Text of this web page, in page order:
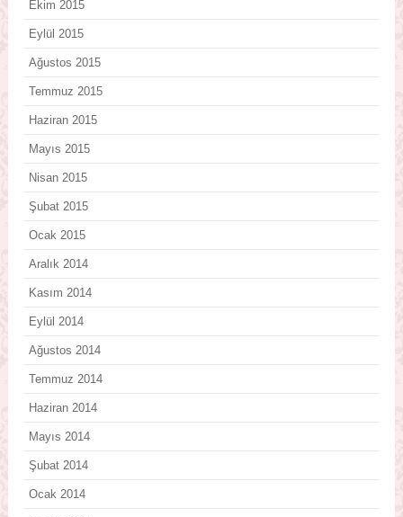
Ekim 2015
Eylül 2015
Ağustos 2015
Temmuz 2015
Haziran 2015
Mayıs 2015
Nisan 2015
Şubat 2015
Ocak 2015
Aralık 2014
Kasım 2014
Eylül 2014
Ağustos 2014
Temmuz 2014
Haziran 2014
Mayıs 2014
Şubat 2014
Ocak 2014